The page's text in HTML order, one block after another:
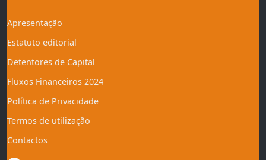
Apresentação
Estatuto editorial
Detentores de Capital
Fluxos Financeiros 2024
Política de Privacidade
Termos de utilização
Contactos